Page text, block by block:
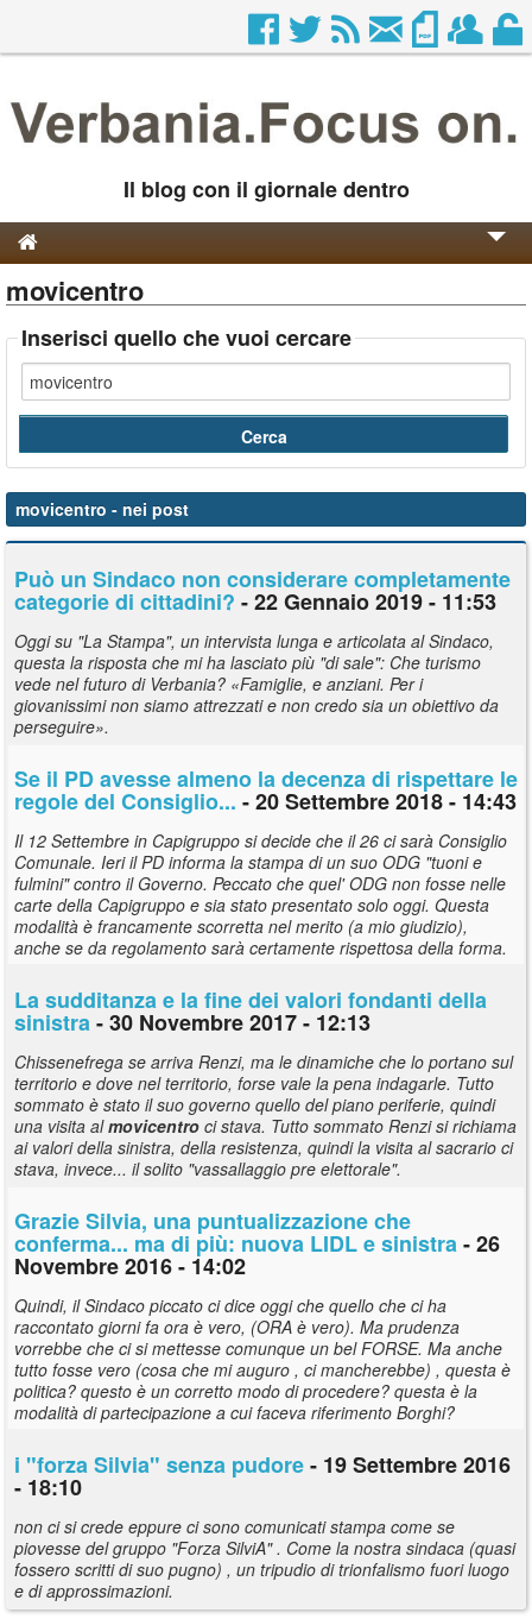
Il blog con il giornale dentro
Genesi e Storia
Contatti
movicentro
Inserisci quello che vuoi cercare
movicentro - nei post
Può un Sindaco non considerare completamente
categorie di cittadini? - 22 Gennaio 2019 - 11:53
Oggi su "La Stampa", un intervista lunga e articolata al Sindaco,
questa la risposta che mi ha lasciato più "di sale": Che turismo
vede nel futuro di Verbania? «Famiglie, e anziani. Per i
giovanissimi non siamo attrezzati e non credo sia un obiettivo da
perseguire».
Se il PD avesse almeno la decenza di rispettare le
regole del Consiglio... - 20 Settembre 2018 - 14:43
Il 12 Settembre in Capigruppo si decide che il 26 ci sarà Consiglio
Comunale. Ieri il PD informa la stampa di un suo ODG "tuoni e
fulmini" contro il Governo. Peccato che quel' ODG non fosse nelle
carte della Capigruppo e sia stato presentato solo oggi. Questa
modalità è francamente scorretta nel merito (a mio giudizio),
anche se da regolamento sarà certamente rispettosa della forma.
La sudditanza e la fine dei valori fondanti della
sinistra- 30 Novembre 2017 - 12:13
Chissenefrega se arriva Renzi, ma le dinamiche che lo portano sul
territorio e dove nel territorio, forse vale la pena indagarle. Tutto
sommato è stato il suo governo quello del piano periferie, quindi
una visita almovicentro ci stava. Tutto sommato Renzi si richiama
ai valori della sinistra, della resistenza, quindi la visita al sacrario ci
stava, invece... il solito "vassallaggio pre elettorale".
Grazie Silvia, una puntualizzazione che
conferma... ma di più: nuova LIDL e sinistra- 26
Novembre 2016 - 14:02
Quindi, il Sindaco piccato ci dice oggi che quello che ci ha
raccontato giorni fa ora è vero, (ORA è vero). Ma prudenza
vorrebbe che ci si mettesse comunque un bel FORSE. Ma anche
tutto fosse vero (cosa che mi auguro , ci mancherebbe) , questa è
politica? questo è un corretto modo di procedere? questa è la
modalità di partecipazione a cui faceva riferimento Borghi?
i "forza Silvia" senza pudore- 19 Settembre 2016
- 18:10
non ci si crede eppure ci sono comunicati stampa come se
piovesse del gruppo "Forza SilviA" . Come la nostra sindaca (quasi
fossero scritti di suo pugno) , un tripudio di trionfalismo fuori luogo
e di approssimazioni.